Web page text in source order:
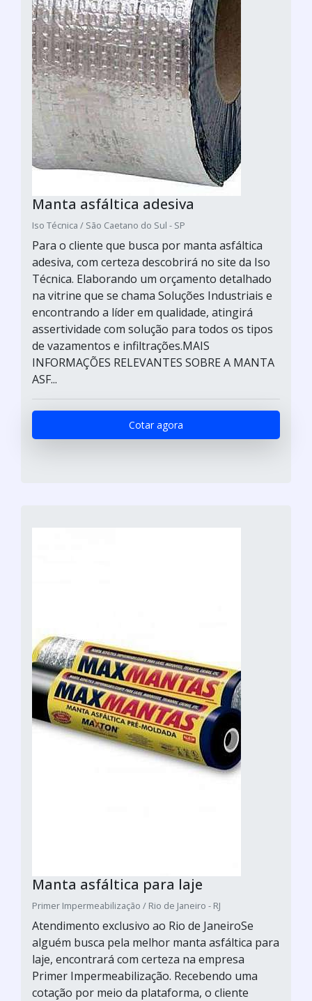
Manta asfáltica adesiva
Iso Técnica / São Caetano do Sul - SP
Para o cliente que busca por manta asfáltica
adesiva, com certeza descobrirá no site da Iso
Técnica. Elaborando um orçamento detalhado
na vitrine que se chama Soluções Industriais e
encontrando a líder em qualidade, atingirá
assertividade com solução para todos os tipos
de vazamentos e infiltrações.MAIS
INFORMAÇÕES RELEVANTES SOBRE A MANTA
ASF...
Cotar agora
Manta asfáltica para laje
Primer Impermeabilização / Rio de Janeiro - RJ
Atendimento exclusivo ao Rio de JaneiroSe
alguém busca pela melhor manta asfáltica para
laje, encontrará com certeza na empresa
Primer Impermeabilização. Recebendo uma
cotação por meio da plataforma, o cliente